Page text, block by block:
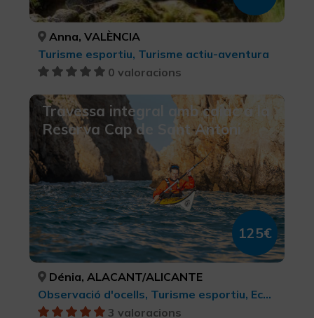
Anna, VALÈNCIA
Turisme esportiu, Turisme actiu-aventura
0 valoracions
Travessa integral amb caiac a la
Reserva Cap de Sant Antoni
125€
Dénia, ALACANT/ALICANTE
Observació d'ocells, Turisme esportiu, Ecoturisme, Parcs Naturals, Turisme cultural, Turisme rural i natural, Turisme actiu-aventura, Activitats nàutiques
3 valoracions